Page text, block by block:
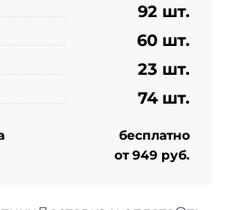
92 шт.
60 шт.
23 шт.
74 шт.
бесплатно
от 949 руб.